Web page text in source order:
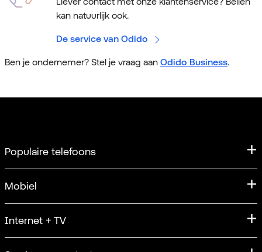
kan natuurlijk ook.
De service van Odido
Ben je ondernemer? Stel je vraag aan Odido Business.
Populaire telefoons
Apple iPhone 17 Pro
Mobiel
Internet + TV